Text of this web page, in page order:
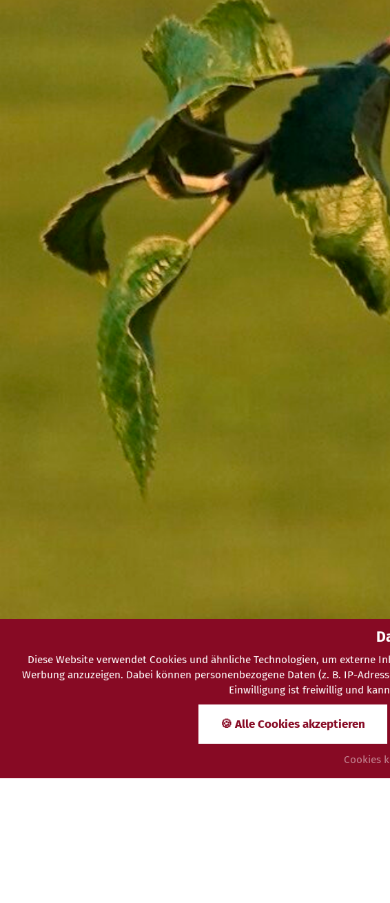
Diese Website verwendet Cookies und ähnliche Technologien, um
Werbung anzuzeigen. Dabei können personenbezogene Daten (z. B. IP-
Einwilligung ist freiwillig und
🍪 Alle Cookies akzeptieren
Cookies